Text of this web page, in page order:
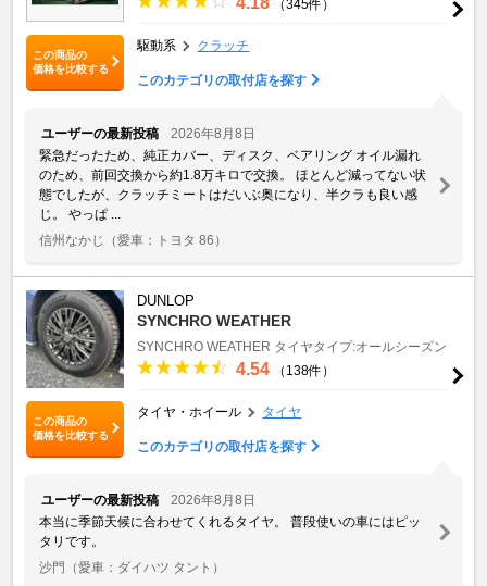
この商品の
価格を比較する
（345件）
駆動系 クラッチ
このカテゴリの取付店を探す
ユーザーの最新投稿
2026年8月8日
緊急だったため、純正カバー、ディスク、ベアリング オイル漏れ
のため、前回交換から約1.8万キロで交換。 ほとんど減ってない状
態でしたが、クラッチミートはだいぶ奥になり、半クラも良い感
じ。 やっぱ ...
信州なかじ
（愛車：トヨタ 86）
この商品の
価格を比較する
DUNLOP
SYNCHRO WEATHER
SYNCHRO WEATHER タイヤタイプ:オールシーズン
4.54 （138件）
タイヤ・ホイール タイヤ
このカテゴリの取付店を探す
ユーザーの最新投稿
2026年8月8日
本当に季節天候に合わせてくれるタイヤ。 普段使いの車にはピッ
タリです。
沙門 （愛車：ダイハツ タント）